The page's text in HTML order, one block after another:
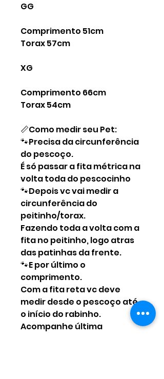
GG
Comprimento 51cm
Torax 57cm
XG
Comprimento 66cm
Torax 54cm
📏Como medir seu Pet:
🐾Precisa da circunferência
do pescoço.
É só passar a fita métrica na
volta toda do pescocinho
🐾Depois vc vai medir a
circunferência do
peitinho/torax.
Fazendo toda a volta com a
fita no peitinho, logo atras
das patinhas da frente.
🐾E por último o
comprimento.
Com a fita reta vc deve
medir desde o pescoço até
o início do rabinho.
Acompanhe última